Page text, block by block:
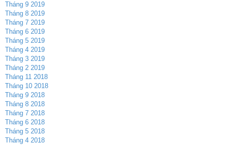
Tháng 9 2019
Tháng 8 2019
Tháng 7 2019
Tháng 6 2019
Tháng 5 2019
Tháng 4 2019
Tháng 3 2019
Tháng 2 2019
Tháng 11 2018
Tháng 10 2018
Tháng 9 2018
Tháng 8 2018
Tháng 7 2018
Tháng 6 2018
Tháng 5 2018
Tháng 4 2018